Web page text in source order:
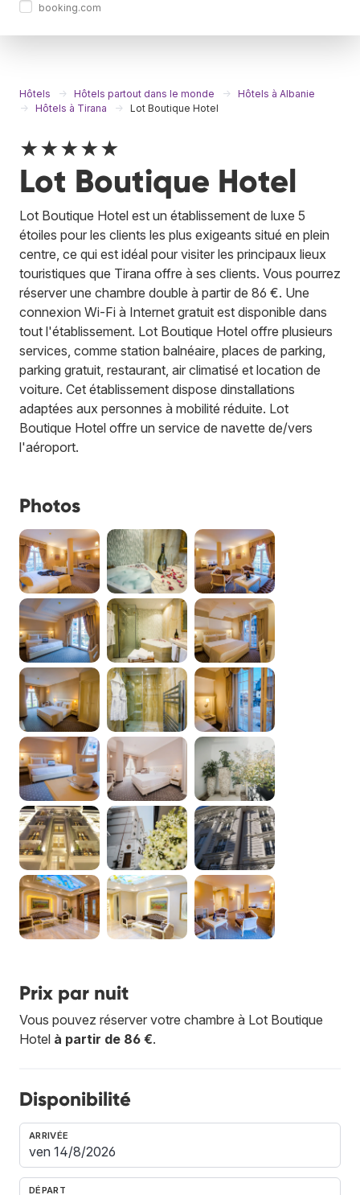
booking.com
Hôtels Hôtels partout dans le monde
Hôtels à Albanie
Hôtels à Tirana
Lot Boutique Hotel
★★★★★
Lot Boutique Hotel
Lot Boutique Hotel est un établissement de luxe 5
étoiles pour les clients les plus exigeants situé en plein
centre, ce qui est idéal pour visiter les principaux lieux
touristiques que Tirana offre à ses clients. Vous pourrez
réserver une chambre double à partir de 86 €. Une
connexion Wi-Fi à Internet gratuit est disponible dans
tout l'établissement. Lot Boutique Hotel offre plusieurs
services, comme station balnéaire, places de parking,
parking gratuit, restaurant, air climatisé et location de
voiture. Cet établissement dispose dinstallations
adaptées aux personnes à mobilité réduite. Lot
Boutique Hotel offre un service de navette de/vers
l'aéroport.
Photos
Prix par nuit
Vous pouvez réserver votre chambre à Lot Boutique
Hotel à partir de 86 €.
Disponibilité
ARRIVÉE
DÉPART